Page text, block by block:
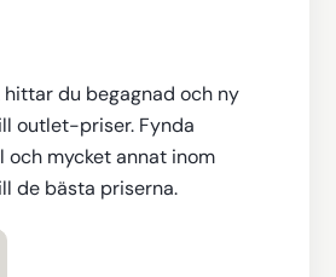
du begagnad och ny
outlet-priser. Fynda
och mycket annat inom
de bästa priserna.